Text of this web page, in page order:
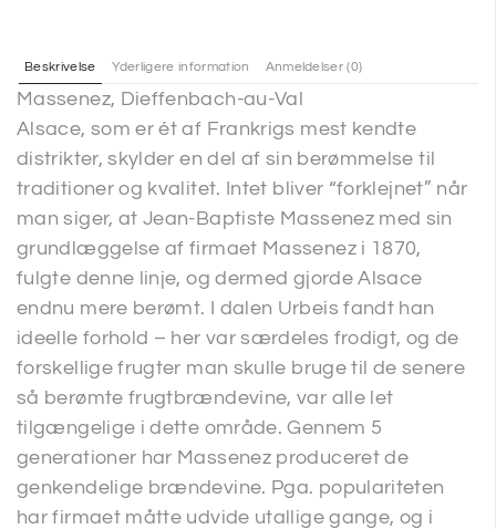
Beskrivelse Yderligere information Anmeldelser (0)
Massenez, Dieffenbach-au-Val
Alsace, som er ét af Frankrigs mest kendte
distrikter, skylder en del af sin berømmelse til
traditioner og kvalitet. Intet bliver “forklejnet” når
man siger, at Jean-Baptiste Massenez med sin
grundlæggelse af firmaet Massenez i 1870,
fulgte denne linje, og dermed gjorde Alsace
endnu mere berømt. I dalen Urbeis fandt han
ideelle forhold – her var særdeles frodigt, og de
forskellige frugter man skulle bruge til de senere
så berømte frugtbrændevine, var alle let
tilgængelige i dette område. Gennem 5
generationer har Massenez produceret de
genkendelige brændevine. Pga. populariteten
har firmaet måtte udvide utallige gange, og i